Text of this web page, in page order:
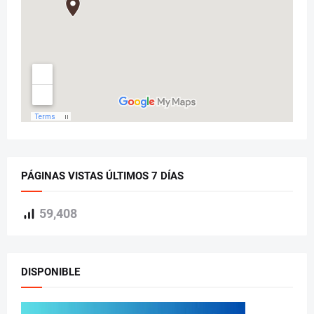
PÁGINAS VISTAS ÚLTIMOS 7 DÍAS
59,408
DISPONIBLE